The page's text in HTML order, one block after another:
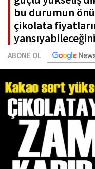
bu durumun
çikolata
ABONE OL